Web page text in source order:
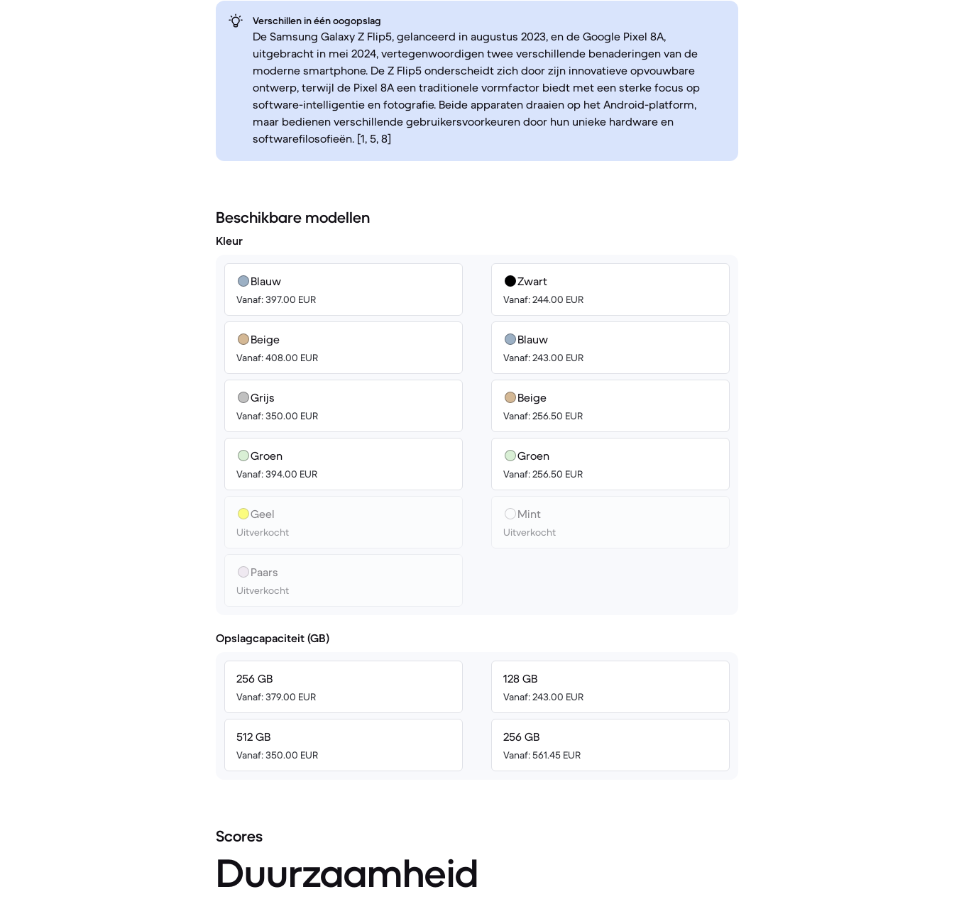
Verschillen in één oogopslag
De Samsung Galaxy Z Flip5, gelanceerd in augustus 2023, en de Google Pixel 8A,
uitgebracht in mei 2024, vertegenwoordigen twee verschillende benaderingen van de
moderne smartphone. De Z Flip5 onderscheidt zich door zijn innovatieve opvouwbare
ontwerp, terwijl de Pixel 8A een traditionele vormfactor biedt met een sterke focus op
software-intelligentie en fotografie. Beide apparaten draaien op het Android-platform,
maar bedienen verschillende gebruikersvoorkeuren door hun unieke hardware en
softwarefilosofieën. [1, 5, 8]
Beschikbare modellen
Kleur
Blauw
Vanaf: 397.00 EUR
Beige
Vanaf: 408.00 EUR
Grijs
Vanaf: 350.00 EUR
Groen
Vanaf: 394.00 EUR
Geel
Uitverkocht
Paars
Uitverkocht
Zwart
Vanaf: 244.00 EUR
Blauw
Vanaf: 243.00 EUR
Beige
Vanaf: 256.50 EUR
Groen
Vanaf: 256.50 EUR
Mint
Uitverkocht
Opslagcapaciteit (GB)
256 GB
Vanaf: 379.00 EUR
512 GB
Vanaf: 350.00 EUR
128 GB
Vanaf: 243.00 EUR
256 GB
Vanaf: 561.45 EUR
Scores
Duurzaamheid